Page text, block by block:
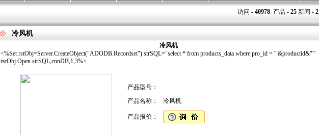
访问 - 40978 产品 - 25 新闻 - 2
冷风机
冷风机
<%Set rstObj=Server.CreateObject("ADODB.Recordset") strSQL="select * from products_data where pro_id = '"&productid&"'"
rstObj.Open strSQL,cnnDB,1,3%>
产品型号：
产品名称：
冷风机
产品报价：